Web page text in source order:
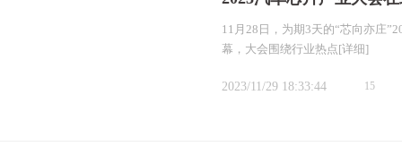
11月28日，为期3天的“芯向亦庄
幕，大会围绕行业热点[详细]
2023/11/29 18:33:44 15